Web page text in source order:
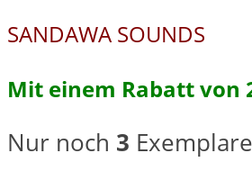
SANDAWA SOUNDS
Mit einem Rabatt von
Nur noch 3